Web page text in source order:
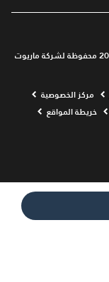
حقوق الطبع والنشر والتأليف © للأعوام من 1996 إلى 2026 محفوظة لشركة ماريوت
مركز الخصوصية
خريطة المواقع